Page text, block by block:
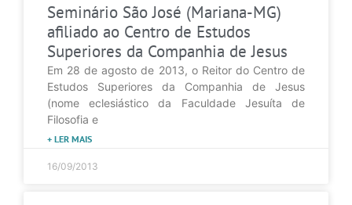
Seminário São José (Mariana-MG)
afiliado ao Centro de Estudos
Superiores da Companhia de Jesus
Em 28 de agosto de 2013, o Reitor do Centro de
Estudos Superiores da Companhia de Jesus
(nome eclesiástico da Faculdade Jesuíta de
Filosofia e
+ LER MAIS
16/09/2013